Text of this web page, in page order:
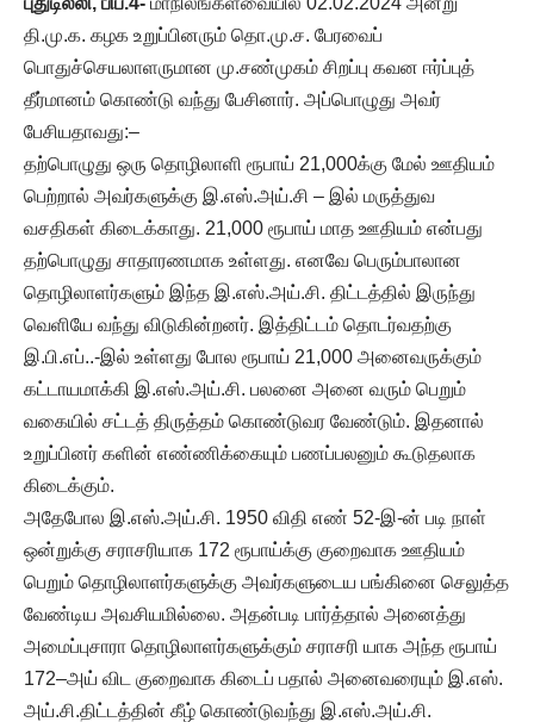
தி.மு.க. கழக உறுப்பினரும் தொ.மு.ச. பேரவைப்
பொதுச்செயலாளருமான மு.சண்முகம் சிறப்பு கவன ஈர்ப்புத்
தீர்மானம் கொண்டு வந்து பேசினார். அப்பொழுது அவர்
பேசியதாவது:–
தற்பொழுது ஒரு தொழிலாளி ரூபாய் 21,000க்கு மேல் ஊதியம்
பெற்றால் அவர்களுக்கு இ.எஸ்.அய்.சி – இல் மருத்துவ
வசதிகள் கிடைக்காது. 21,000 ரூபாய் மாத ஊதியம் என்பது
தற்பொழுது சாதாரணமாக உள்ளது. எனவே பெரும்பாலான
தொழிலாளர்களும் இந்த இ.எஸ்.அய்.சி. திட்டத்தில் இருந்து
வெளியே வந்து விடுகின்றனர். இத்திட்டம் தொடர்வதற்கு
இ.பி.எப்..-இல் உள்ளது போல ரூபாய் 21,000 அனைவருக்கும்
கட்டாயமாக்கி இ.எஸ்.அய்.சி. பலனை அனை வரும் பெறும்
வகையில் சட்டத் திருத்தம் கொண்டுவர வேண்டும். இதனால்
உறுப்பினர் களின் எண்ணிக்கையும் பணப்பலனும் கூடுதலாக
கிடைக்கும்.
அதேபோல இ.எஸ்.அய்.சி. 1950 விதி எண் 52-இ-ன் படி நாள்
ஒன்றுக்கு சராசரியாக 172 ரூபாய்க்கு குறைவாக ஊதியம்
பெறும் தொழிலாளர்களுக்கு அவர்களுடைய பங்கினை செலுத்த
வேண்டிய அவசியமில்லை. அதன்படி பார்த்தால் அனைத்து
அமைப்புசாரா தொழிலாளர்களுக்கும் சராசரி யாக அந்த ரூபாய்
172–அய் விட குறைவாக கிடைப் பதால் அனைவரையும் இ.எஸ்.
அய்.சி.திட்டத்தின் கீழ் கொண்டுவந்து இ.எஸ்.அய்.சி.